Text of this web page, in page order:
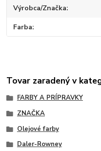
Výrobca/Značka
Farba
Tovar zaradený v
FARBY A PRÍPRAVKY
ZNAČKA
Olejové farby
Daler-Rowney